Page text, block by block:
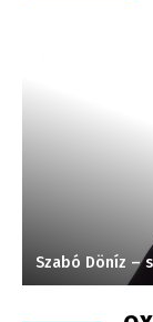
Szabó Döníz –